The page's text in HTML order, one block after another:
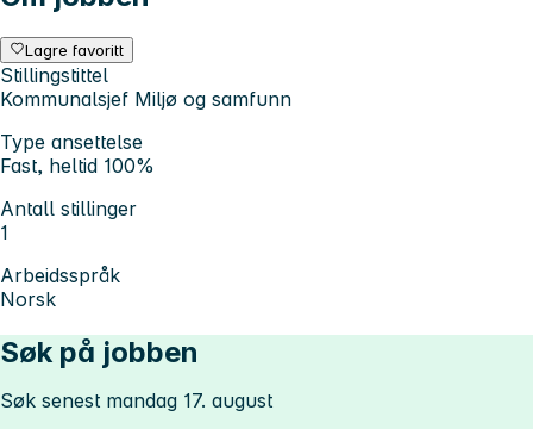
Lagre favoritt
Stillingstittel
Kommunalsjef Miljø og samfunn
Type ansettelse
Fast, heltid 100%
Antall stillinger
1
Arbeidsspråk
Norsk
Søk på jobben
Søk senest mandag 17. august